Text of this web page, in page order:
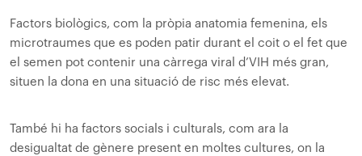
Factors biològics, com la pròpia anatomia femenina, els
microtraumes que es poden patir durant el coit o el fet que
el semen pot contenir una càrrega viral d’VIH més gran,
situen la dona en una situació de risc més elevat.
També hi ha factors socials i culturals, com ara la
desigualtat de gènere present en moltes cultures, on la